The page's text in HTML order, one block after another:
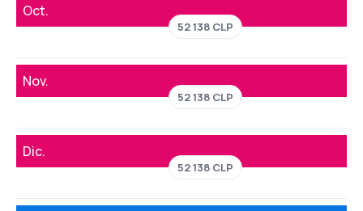
Oct.
52 138 CLP
Nov.
52 138 CLP
Dic.
52 138 CLP